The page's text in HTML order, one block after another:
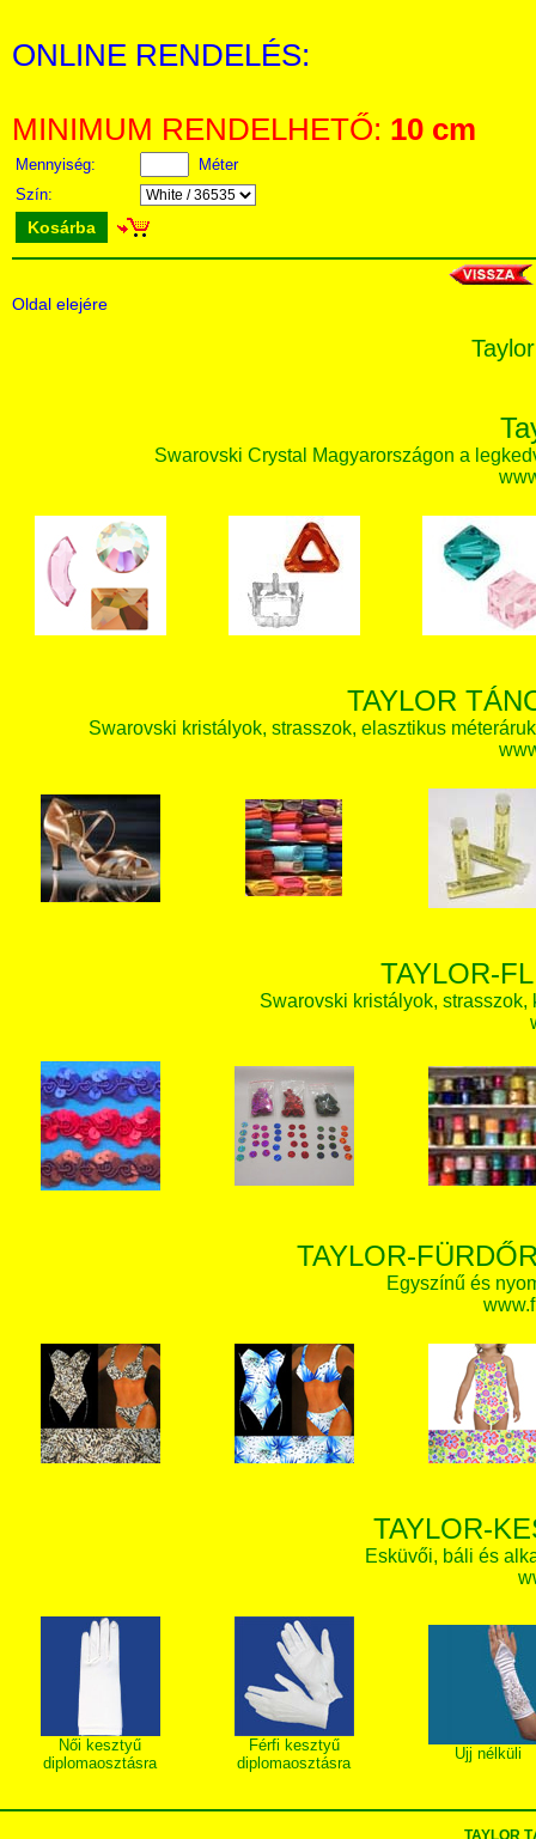
ONLINE RENDELÉS:
MINIMUM RENDELHETŐ: 10 cm
Mennyiség:
Méter
Szín:
Kosárba
Oldal elejére
Swarovski Crystal Magyarországon a
TAYLOR
Swarovski kristályok, strasszok, elasztikus
TAYLOR-
Swarovski kristályok,
TAYLOR-
Egyszínű és
TAYLOR-
Esküvői, báli és
Női kesztyű
diplomaosztásra
Férfi kesztyű
diplomaosztásra
Ujj nélküli
TAYLOR